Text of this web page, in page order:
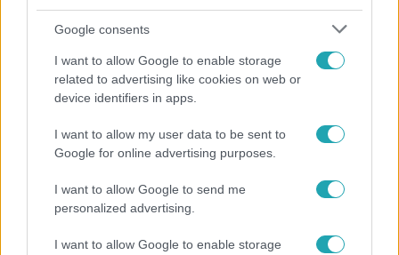
Google consents
I want to allow Google to enable storage
related to advertising like cookies on web or
device identifiers in apps.
I want to allow my user data to be sent to
Google for online advertising purposes.
I want to allow Google to send me
personalized advertising.
I want to allow Google to enable storage
Életmód
Kitört a lecsó-láz! Íme 3 tuti recept az
17:24